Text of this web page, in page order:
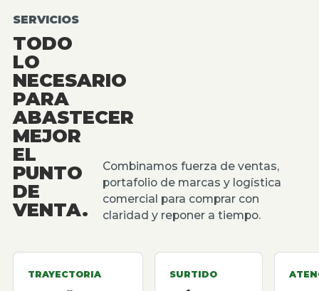
SERVICIOS
TODO
LO
NECESARIO
PARA
ABASTECER
MEJOR
EL
PUNTO
DE
VENTA.
Combinamos fuerza de ventas,
portafolio de marcas y logística
comercial para comprar con
claridad y reponer a tiempo.
TRAYECTORIA SURTIDO